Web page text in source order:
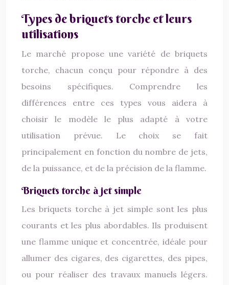
Types de briquets torche et leurs
utilisations
Le marché propose une variété de briquets
torche, chacun conçu pour répondre à des
besoins spécifiques. Comprendre les
différences entre ces types vous aidera à
choisir le modèle le plus adapté à votre
utilisation prévue. Le choix se fait
principalement en fonction du nombre de jets,
de la puissance, et de la précision de la flamme.
Briquets torche à jet simple
Les briquets torche à jet simple sont les plus
courants et les plus abordables. Ils produisent
une flamme unique et concentrée, idéale pour
allumer des cigares, des cigarettes, des pipes,
ou pour réaliser des travaux manuels légers.